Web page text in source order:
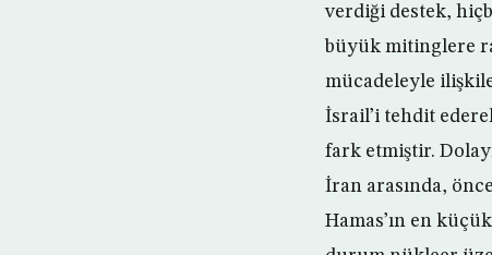
verdiği destek,
büyük mitinglere
mücadeleyle
İsrail’i tehdit
fark etmiştir.
İran arasında,
Hamas’ın en